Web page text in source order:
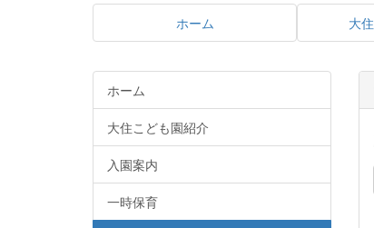
ホーム 大
ホーム
大住こども園紹介
入園案内
一時保育